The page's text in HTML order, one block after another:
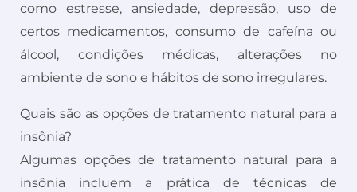
como estresse, ansiedade, depressão, uso de
certos medicamentos, consumo de cafeína ou
álcool, condições médicas, alterações no
ambiente de sono e hábitos de sono irregulares.
Quais são as opções de tratamento natural para a
insônia?
Algumas opções de tratamento natural para a
insônia incluem a prática de técnicas de